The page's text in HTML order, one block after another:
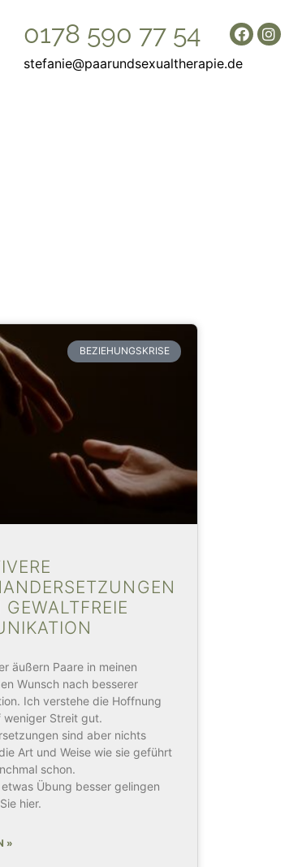
0178 590 77 54
stefanie@paarundsexualtherapie.de
BEZIEHUNGSKRISE
äußern Paare in meinen
Wunsch nach besserer
Ich verstehe die Hoffnung
weniger Streit gut.
sind aber nichts
Art und Weise wie sie geführt
schon.
Übung besser gelingen
hier.
»